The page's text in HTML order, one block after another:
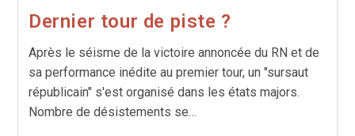
Dernier tour de piste ?
Après le séisme de la victoire annoncée du RN et de
sa performance inédite au premier tour, un "sursaut
républicain" s'est organisé dans les états majors.
Nombre de désistements se…